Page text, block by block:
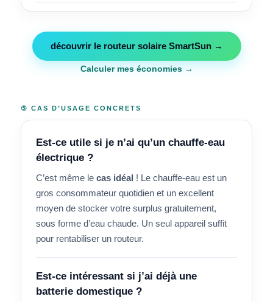
découvrir le routeur solaire SmartSun →
Calculer mes économies →
⑤ CAS D’USAGE CONCRETS
Est-ce utile si je n’ai qu’un chauffe-eau
électrique ?
C’est même lecas idéal ! Le chauffe-eau est un
gros consommateur quotidien et un excellent
moyen de stocker votre surplus gratuitement,
sous forme d’eau chaude. Un seul appareil suffit
pour rentabiliser un routeur.
Est-ce intéressant si j’ai déjà une
batterie domestique ?